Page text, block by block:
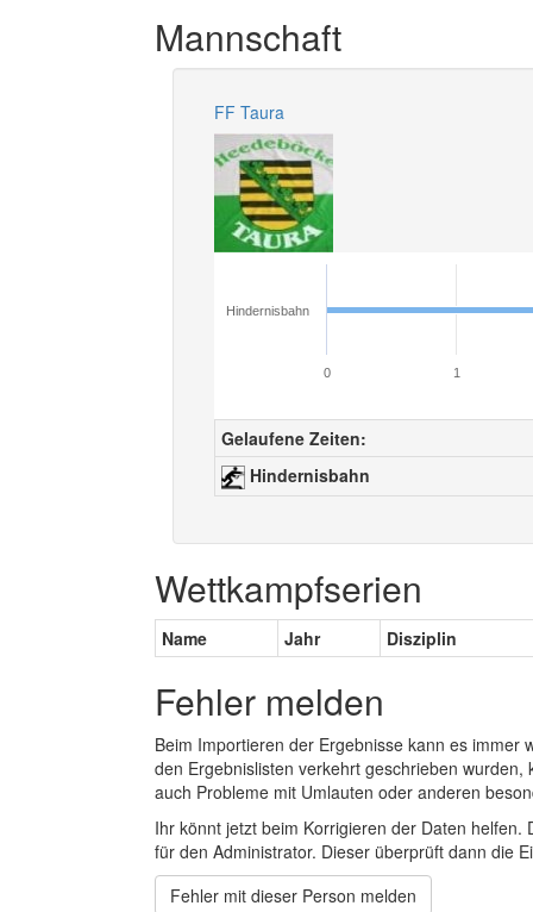
Mannschaft
FF Taura
Hindernisbahn
0 1
Gelaufene Zeiten:
Hindernisbahn
Wettkampfserien
Name Jahr Disziplin
Fehler melden
Beim Importieren der Ergebnisse kann es
den Ergebnislisten verkehrt geschrieben
auch Probleme mit Umlauten oder anderen
Ihr könnt jetzt beim Korrigieren der Daten
für den Administrator. Dieser überprüft dann die
Fehler mit dieser Person melden